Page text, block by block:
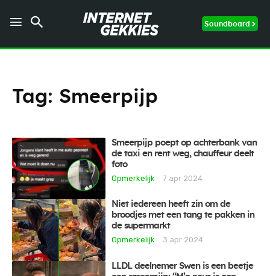
Soundboard
Tag: Smeerpijp
Smeerpijp poept op achterbank van
de taxi en rent weg, chauffeur deelt
foto
Opmerkelijk
7 apr 2024
Niet iedereen heeft zin om de
broodjes met een tang te pakken in
de supermarkt
Opmerkelijk
3 apr 2024
LLDL deelnemer Swen is een beetje